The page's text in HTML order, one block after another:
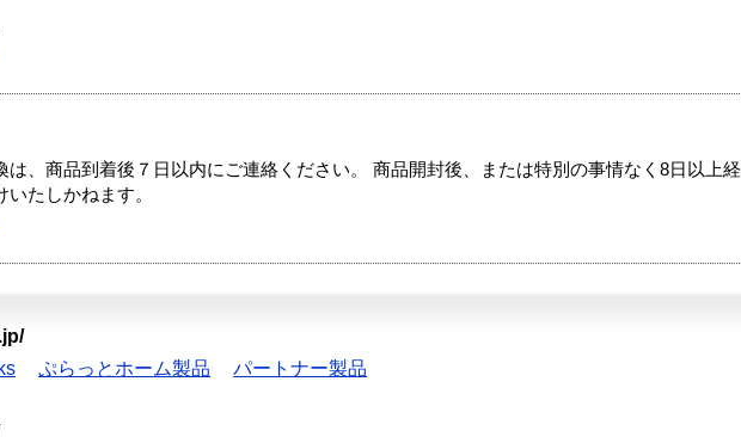
は、商品到着後７日以内にご連絡ください。 商品開封後、または特別の事情なく8日以上経
たしかねます。
ぷらっとホーム製品 パートナー製品